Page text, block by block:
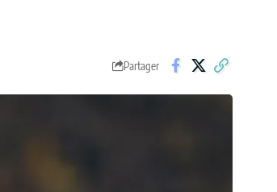
Partager